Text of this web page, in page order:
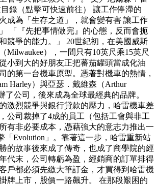
錄（點擊可快速前往） 讓工作停滯的
成為「生存之道」，就會變有害 讓工作
「『先把事情做完』的心態，反而會扼
競爭的能力。」 20世紀初，在美國威斯
Milwaukee），一間只有10英尺乘15英尺
小到大的好朋友正把蕃茄罐頭當成化油
的第一台機車原型。憑著對機車的熱情，
Harley）與亞瑟．戴維森（Arthur
了公司，後來成為全球最經典的品牌。
激烈競爭與銀行貸款的壓力，哈雷機車差
公司裁掉了4成的員工（包括工會與非工
有非必要成本，憑藉強大的意志力推出一
「Evolution」。靠著這一步，哈雷重新站
的故事後來成了傳奇，也成了商學院的經
代末，公司轉虧為盈，經銷商的訂單排得
戶都必須先繳大筆訂金，才買得到哈雷機
牌上市，股價一路飆升。 在那段艱困的